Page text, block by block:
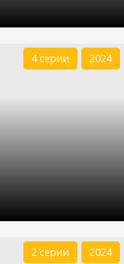
4 серии 2024
2 серии 2024